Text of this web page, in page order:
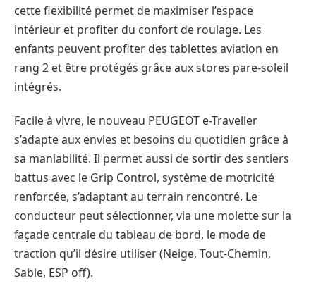
cette flexibilité permet de maximiser l’espace
intérieur et profiter du confort de roulage. Les
enfants peuvent profiter des tablettes aviation en
rang 2 et être protégés grâce aux stores pare-soleil
intégrés.
Facile à vivre, le nouveau PEUGEOT e-Traveller
s’adapte aux envies et besoins du quotidien grâce à
sa maniabilité. Il permet aussi de sortir des sentiers
battus avec le Grip Control, système de motricité
renforcée, s’adaptant au terrain rencontré. Le
conducteur peut sélectionner, via une molette sur la
façade centrale du tableau de bord, le mode de
traction qu’il désire utiliser (Neige, Tout-Chemin,
Sable, ESP off).